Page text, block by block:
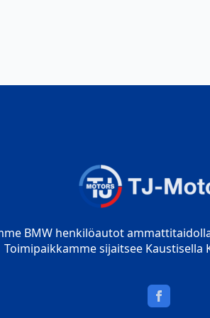
BMW henkilöautot
Toimipaikkamme sijaitsee Kaustisella